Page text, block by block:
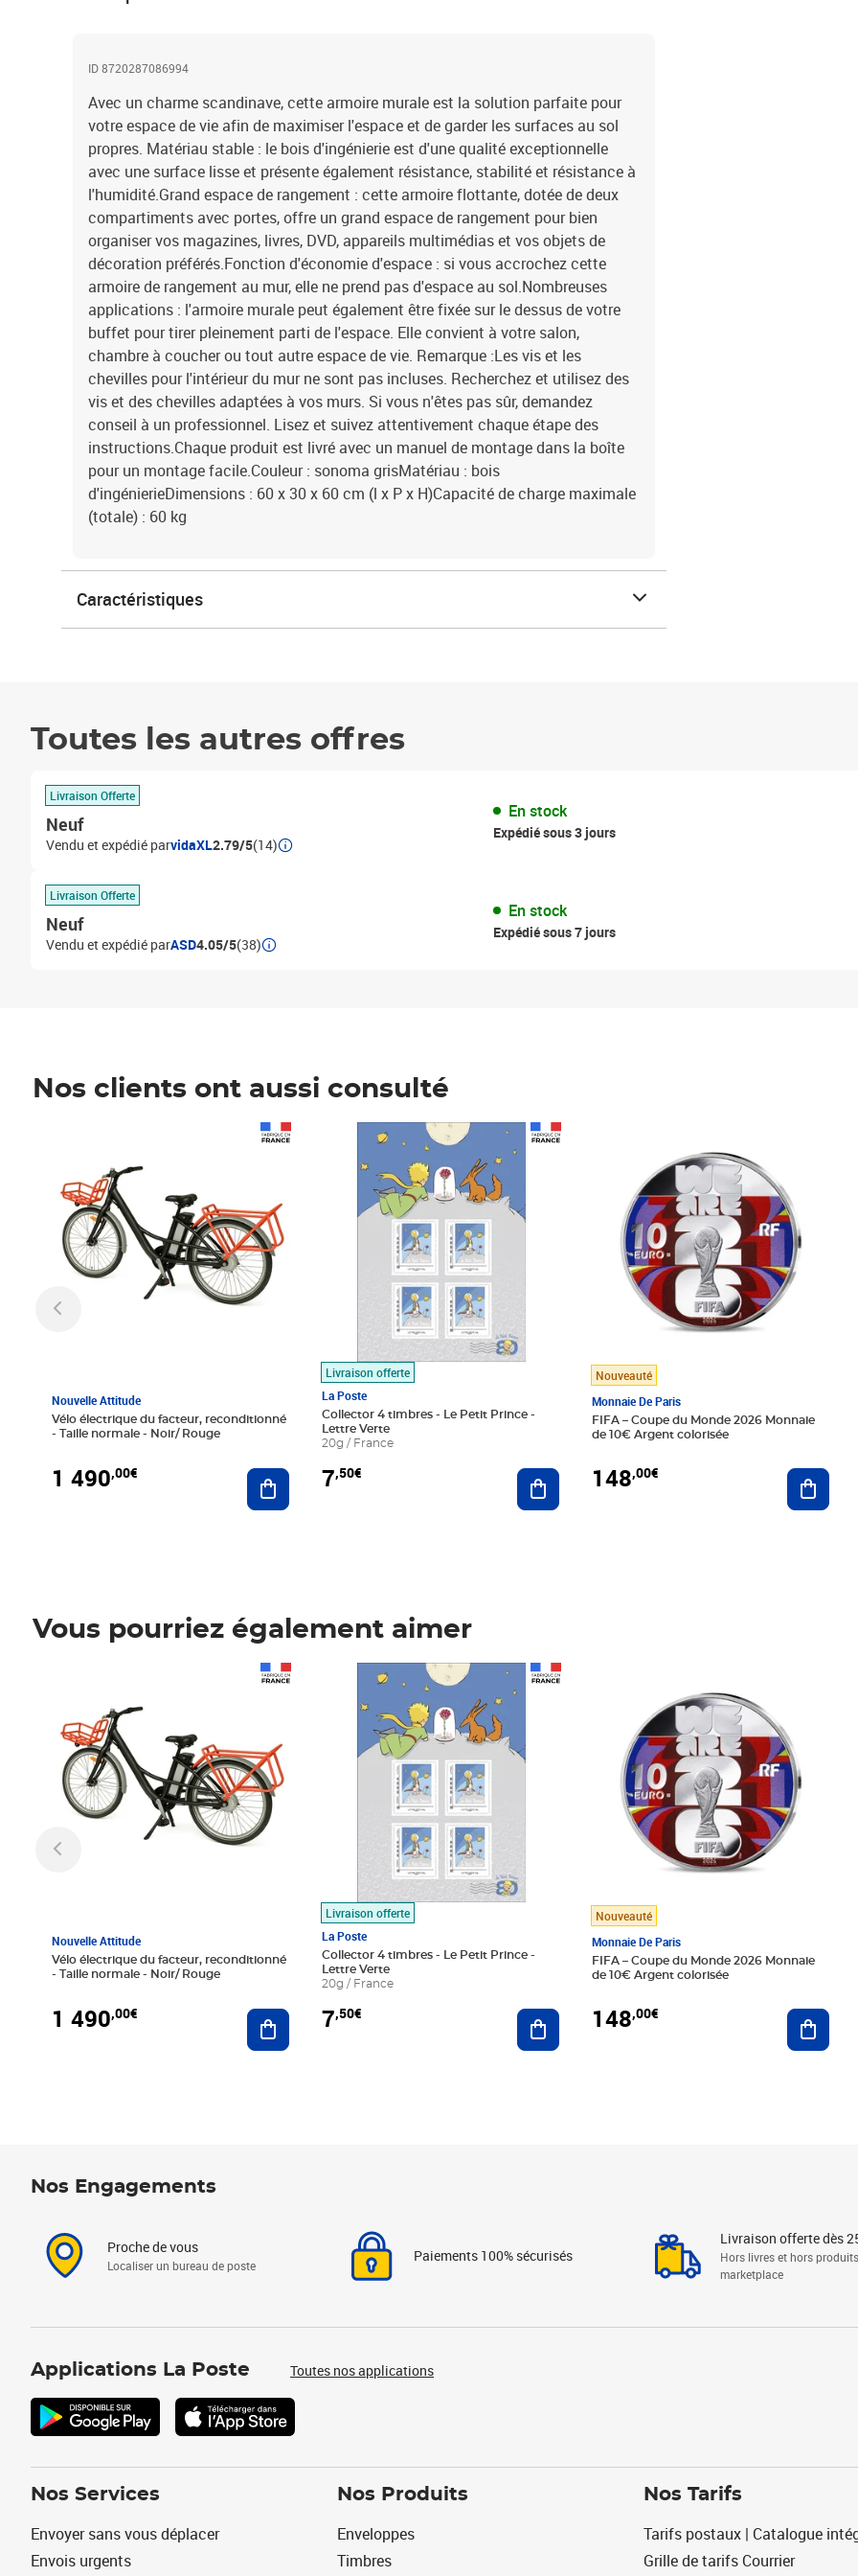
ID 8720287086994
Avec un charme scandinave, cette armoire murale est la solution parfaite pour
votre espace de vie afin de maximiser l'espace et de garder les surfaces au sol
propres. Matériau stable : le bois d'ingénierie est d'une qualité exceptionnelle
avec une surface lisse et présente également résistance, stabilité et résistance à
l'humidité.Grand espace de rangement : cette armoire flottante, dotée de deux
compartiments avec portes, offre un grand espace de rangement pour bien
organiser vos magazines, livres, DVD, appareils multimédias et vos objets de
décoration préférés.Fonction d'économie d'espace : si vous accrochez cette
armoire de rangement au mur, elle ne prend pas d'espace au sol.Nombreuses
applications : l'armoire murale peut également être fixée sur le dessus de votre
buffet pour tirer pleinement parti de l'espace. Elle convient à votre salon,
chambre à coucher ou tout autre espace de vie. Remarque :Les vis et les
chevilles pour l'intérieur du mur ne sont pas incluses. Recherchez et utilisez des
vis et des chevilles adaptées à vos murs. Si vous n'êtes pas sûr, demandez
conseil à un professionnel. Lisez et suivez attentivement chaque étape des
instructions.Chaque produit est livré avec un manuel de montage dans la boîte
pour un montage facile.Couleur : sonoma grisMatériau : bois
d'ingénierieDimensions : 60 x 30 x 60 cm (l x P x H)Capacité de charge maximale
(totale) : 60 kg
Caractéristiques
Toutes les autres offres
Livraison Offerte
Neuf
Vendu et expédié parvidaXL2.79/5(14)
En stock
Expédié sous 3 jours
Livraison Offerte
Neuf
Vendu et expédié parASD4.05/5(38)
En stock
Expédié sous 7 jours
Nos clients ont aussi consulté
Nouvelle Attitude
Vélo électrique du facteur, reconditionné
- Taille normale - Noir/ Rouge
1 490,00€ Ajouter au panier
Livraison offerte
La Poste
Collector 4 timbres - Le Petit Prince -
Lettre Verte
20g / France
7,50€
Prix 7,50€
Ajouter au panier
Nouveauté
Monnaie De Paris
FIFA – Coupe du Monde 2026 Monnaie
de 10€ Argent colorisée
148,00€
Vous pourriez également aimer
Nouvelle Attitude
Vélo électrique du facteur, reconditionné
- Taille normale - Noir/ Rouge
1 490,00€ Ajouter au panier
Livraison offerte
La Poste
Collector 4 timbres - Le Petit Prince -
Lettre Verte
20g / France
7,50€
Prix 7,50€
Ajouter au panier
Nouveauté
Monnaie De Paris
FIFA – Coupe du Monde 2026 Monnaie
de 10€ Argent colorisée
148,00€
Nos Engagements
Proche de vous
Localiser un bureau de poste
Paiements 100% sécurisés
Livraison offerte dès
Hors livres et hors produits
marketplace
Applications La Poste Toutes nos applications
Nos Services
Envoyer sans vous déplacer
Envois urgents
Nos Produits
Enveloppes
Timbres
Nos Tarifs
Tarifs postaux | Catalogue
Grille de tarifs Courrier